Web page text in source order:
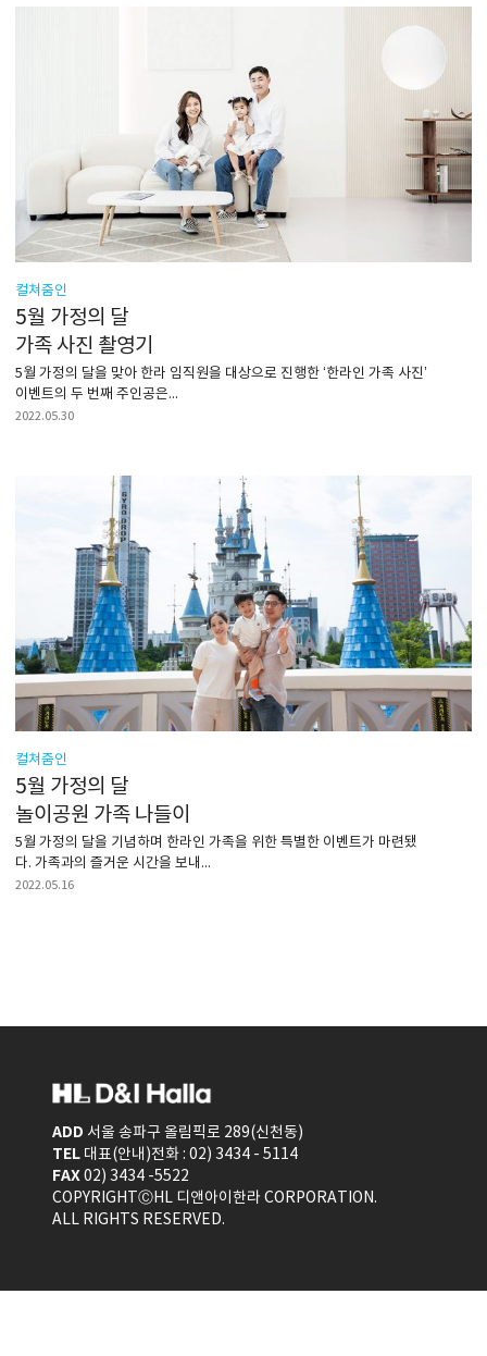
컬쳐줌인
5월 가정의 달
가족 사진 촬영기
5월 가정의 달을 맞아 한라 임직원을 대상으로 진행한 ‘한라인 가족 사진’
이벤트의 두 번째 주인공은...
2022.05.30
컬쳐줌인
5월 가정의 달
놀이공원 가족 나들이
5월 가정의 달을 기념하며 한라인 가족을 위한 특별한 이벤트가 마련됐
다. 가족과의 즐거운 시간을 보내...
2022.05.16
ADD 서울 송파구 올림픽로 289(신천동)
TEL 대표(안내)전화 : 02) 3434 - 5114
FAX02) 3434 -5522
COPYRIGHTⒸHL 디앤아이한라 CORPORATION.
ALL RIGHTS RESERVED.